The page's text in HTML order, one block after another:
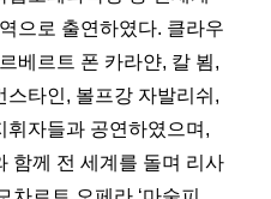
으로 출연하였다. 클라우
베르트 폰 카라얀, 칼 뵘,
스타인, 볼프강 자발리쉬,
휘자들과 공연하였으며,
함께 전 세계를 돌며 리사